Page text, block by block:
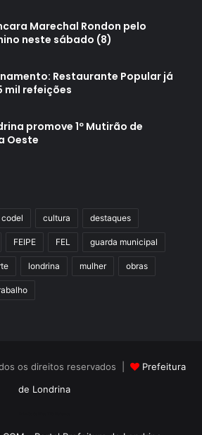
Marechal Rondon pelo
neste sábado (8)
Restaurante Popular já
mil refeições
promove 1º Mutirão de
Oeste
codel cultura destaques
FEIPE FEL guarda municipal
londrina mulher obras
os direitos reservados |
Prefeitura
de Londrina